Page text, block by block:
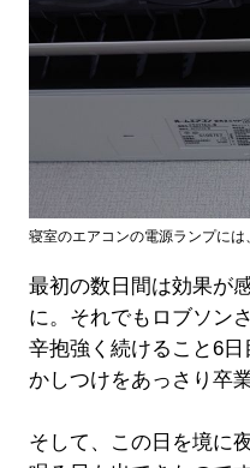
寝室のエアコンの電源ランプに
最初の数日間は効果が
に。それでもロブソン
辛抱強く続けること6
かしつけをあっさり卒
そして、この日を境に